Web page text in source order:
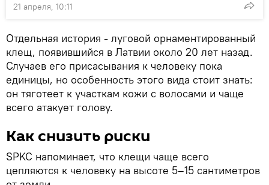
21 апреля, 10:11
Отдельная история - луговой орнаментированный
клещ, появившийся в Латвии около 20 лет назад.
Случаев его присасывания к человеку пока
единицы, но особенность этого вида стоит знать:
он тяготеет к участкам кожи с волосами и чаще
всего атакует голову.
Как снизить риски
SPKC напоминает, что клещи чаще всего
цепляются к человеку на высоте 5–15 сантиметров